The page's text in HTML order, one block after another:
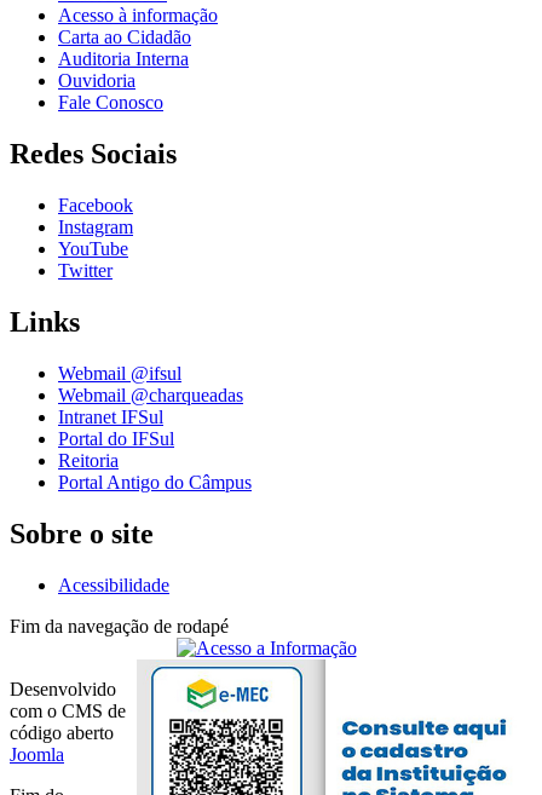
Acesso à informação
Carta ao Cidadão
Auditoria Interna
Ouvidoria
Fale Conosco
Redes Sociais
Facebook
Instagram
YouTube
Twitter
Links
Webmail @ifsul
Webmail @charqueadas
Intranet IFSul
Portal do IFSul
Reitoria
Portal Antigo do Câmpus
Sobre o site
Acessibilidade
Fim da navegação de rodapé
Desenvolvido
com o CMS de
código aberto
Joomla